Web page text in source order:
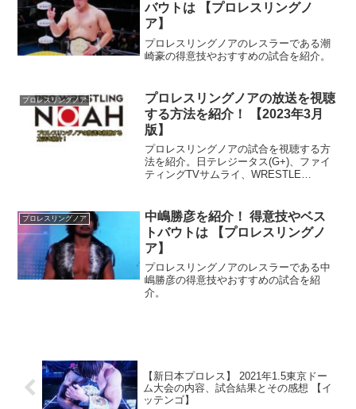
バウトは 【プロレスリングノ
ア】
プロレスリングノアのレスラーである潮
崎豪の得意技やおすすめの試合を紹介。
プロレスリングノア
プロレスリングノアの放送を視聴
する方法を紹介！ 【2023年3月
版】
プロレスリングノアの試合を視聴する方
法を紹介。日テレジータス(G+)、ファイ
ティングTVサムライ、WRESTLE
リングノア公式チャンネルの視聴方法な
どを紹介しています。
プロレスリングノア
中嶋勝彦を紹介！ 得意技やベス
トバウトは 【プロレスリングノ
ア】
プロレスリングノアのレスラーである中
嶋勝彦の得意技やおすすめの試合を紹
介。
【新日本プロレス】 2021年1.5東京ドー
ム大会の内容、試合結果とその感想 【イ
ッテンゴ】